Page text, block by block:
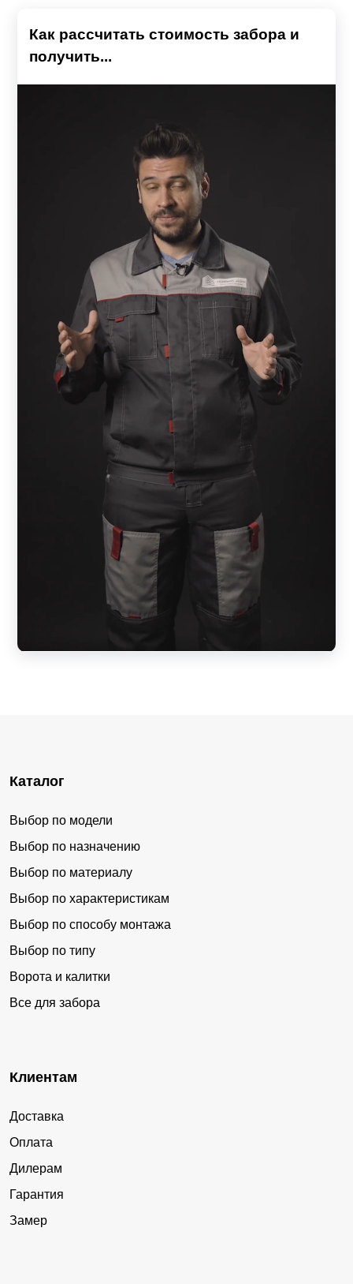
Как рассчитать стоимость забора и
получить...
Каталог
Выбор по модели
Выбор по назначению
Выбор по материалу
Выбор по характеристикам
Выбор по способу монтажа
Выбор по типу
Ворота и калитки
Все для забора
Клиентам
Доставка
Оплата
Дилерам
Гарантия
Замер